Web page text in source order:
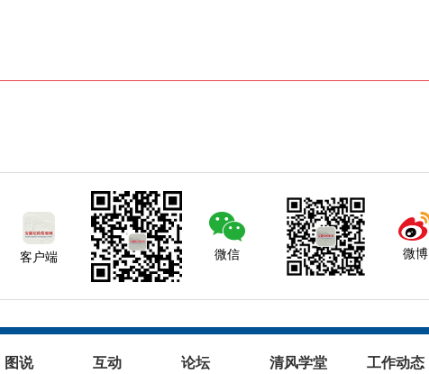
客户端 微信 微博
图说 互动 论坛 清风学堂 工作动态